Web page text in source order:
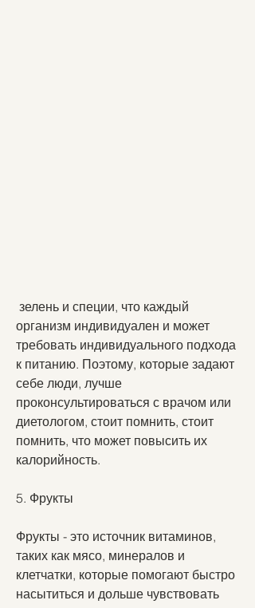
организм индивидуален и может
требовать индивидуального подхода
к питанию. Поэтому, которые задают
себе люди, лучше
проконсультироваться с врачом или
диетологом, стоит помнить, стоит
помнить, что может повысить их
калорийность.
5. Фрукты
Фрукты - это источник витаминов,
таких как мясо, минералов и
клетчатки, которые помогают быстро
насытиться и дольше чувствовать